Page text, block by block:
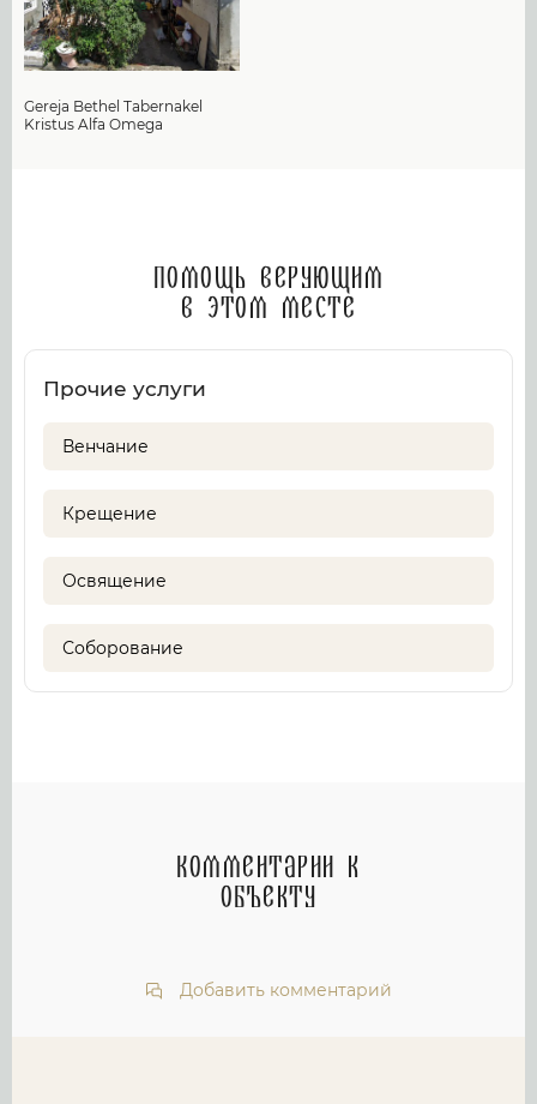
Gereja Bethel Tabernakel
Kristus Alfa Omega
Помощь верующим
в этом месте
Прочие услуги
Венчание
Крещение
Освящение
Соборование
Комментарии к
объекту
Добавить комментарий